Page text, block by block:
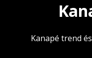
Kanapé trend